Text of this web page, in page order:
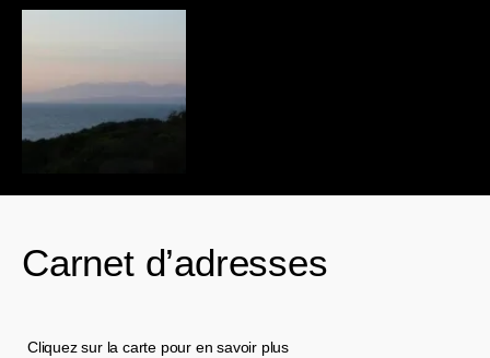
Carnet d’adresses
Cliquez sur la carte pour en savoir plus